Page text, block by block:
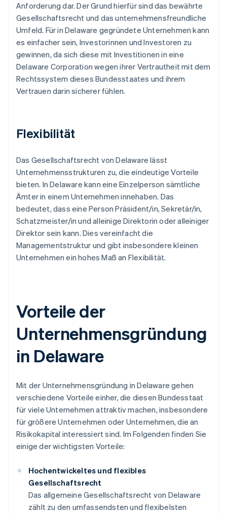
Anforderung dar. Der Grund hierfür sind das bewährte
Gesellschaftsrecht und das unternehmensfreundliche
Umfeld. Für in Delaware gegründete Unternehmen kann
es einfacher sein, Investorinnen und Investoren zu
gewinnen, da sich diese mit Investitionen in eine
Delaware Corporation wegen ihrer Vertrautheit mit dem
Rechtssystem dieses Bundesstaates und ihrem
Vertrauen darin sicherer fühlen.
Flexibilität
Das Gesellschaftsrecht von Delaware lässt
Unternehmensstrukturen zu, die eindeutige Vorteile
bieten. In Delaware kann eine Einzelperson sämtliche
Ämter in einem Unternehmen innehaben. Das
bedeutet, dass eine Person Präsident/in, Sekretär/in,
Schatzmeister/in und alleinige Direktorin oder alleiniger
Direktor sein kann. Dies vereinfacht die
Managementstruktur und gibt insbesondere kleinen
Unternehmen ein hohes Maß an Flexibilität.
Vorteile der
Unternehmensgründung
in Delaware
Mit der Unternehmensgründung in Delaware gehen
verschiedene Vorteile einher, die diesen Bundesstaat
für viele Unternehmen attraktiv machen, insbesondere
für größere Unternehmen oder Unternehmen, die an
Risikokapital interessiert sind. Im Folgenden finden Sie
einige der wichtigsten Vorteile:
Hochentwickeltes und flexibles
Gesellschaftsrecht
Das allgemeine Gesellschaftsrecht von Delaware
zählt zu den umfassendsten und flexibelsten